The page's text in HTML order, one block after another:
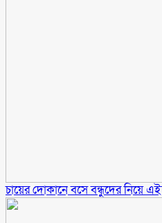
চায়ের দোকানে বসে বন্ধুদের নিয়ে